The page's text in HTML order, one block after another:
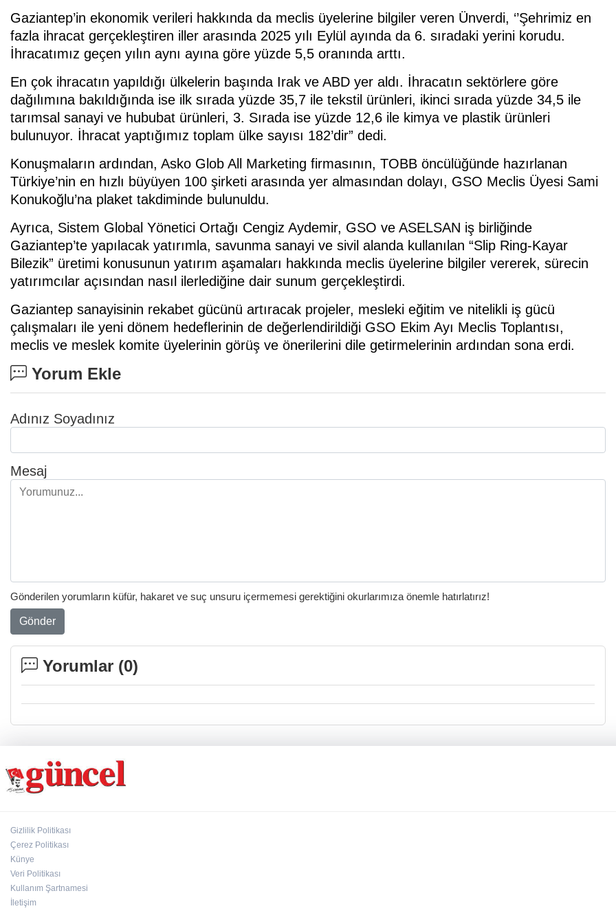
Gaziantep’in ekonomik verileri hakkında da meclis üyelerine bilgiler veren Ünverdi, ‘’Şehrimiz en
fazla ihracat gerçekleştiren iller arasında 2025 yılı Eylül ayında da 6. sıradaki yerini korudu.
İhracatımız geçen yılın aynı ayına göre yüzde 5,5 oranında arttı.
En çok ihracatın yapıldığı ülkelerin başında Irak ve ABD yer aldı. İhracatın sektörlere göre
dağılımına bakıldığında ise ilk sırada yüzde 35,7 ile tekstil ürünleri, ikinci sırada yüzde 34,5 ile
tarımsal sanayi ve hububat ürünleri, 3. Sırada ise yüzde 12,6 ile kimya ve plastik ürünleri
bulunuyor. İhracat yaptığımız toplam ülke sayısı 182’dir” dedi.
Konuşmaların ardından, Asko Glob All Marketing firmasının, TOBB öncülüğünde hazırlanan
Türkiye’nin en hızlı büyüyen 100 şirketi arasında yer almasından dolayı, GSO Meclis Üyesi Sami
Konukoğlu’na plaket takdiminde bulunuldu.
Ayrıca, Sistem Global Yönetici Ortağı Cengiz Aydemir, GSO ve ASELSAN iş birliğinde
Gaziantep’te yapılacak yatırımla, savunma sanayi ve sivil alanda kullanılan “Slip Ring-Kayar
Bilezik” üretimi konusunun yatırım aşamaları hakkında meclis üyelerine bilgiler vererek, sürecin
yatırımcılar açısından nasıl ilerlediğine dair sunum gerçekleştirdi.
Gaziantep sanayisinin rekabet gücünü artıracak projeler, mesleki eğitim ve nitelikli iş gücü
çalışmaları ile yeni dönem hedeflerinin de değerlendirildiği GSO Ekim Ayı Meclis Toplantısı,
meclis ve meslek komite üyelerinin görüş ve önerilerini dile getirmelerinin ardından sona erdi.
Yorum Ekle
Adınız Soyadınız
Mesaj
Gönderilen yorumların küfür, hakaret ve suç unsuru içermemesi gerektiğini okurlarımıza önemle hatırlatırız!
Gönder
Yorumlar (0)
Gizlilik Politikası
Çerez Politikası
Künye
Veri Politikası
Kullanım Şartnamesi
İletişim